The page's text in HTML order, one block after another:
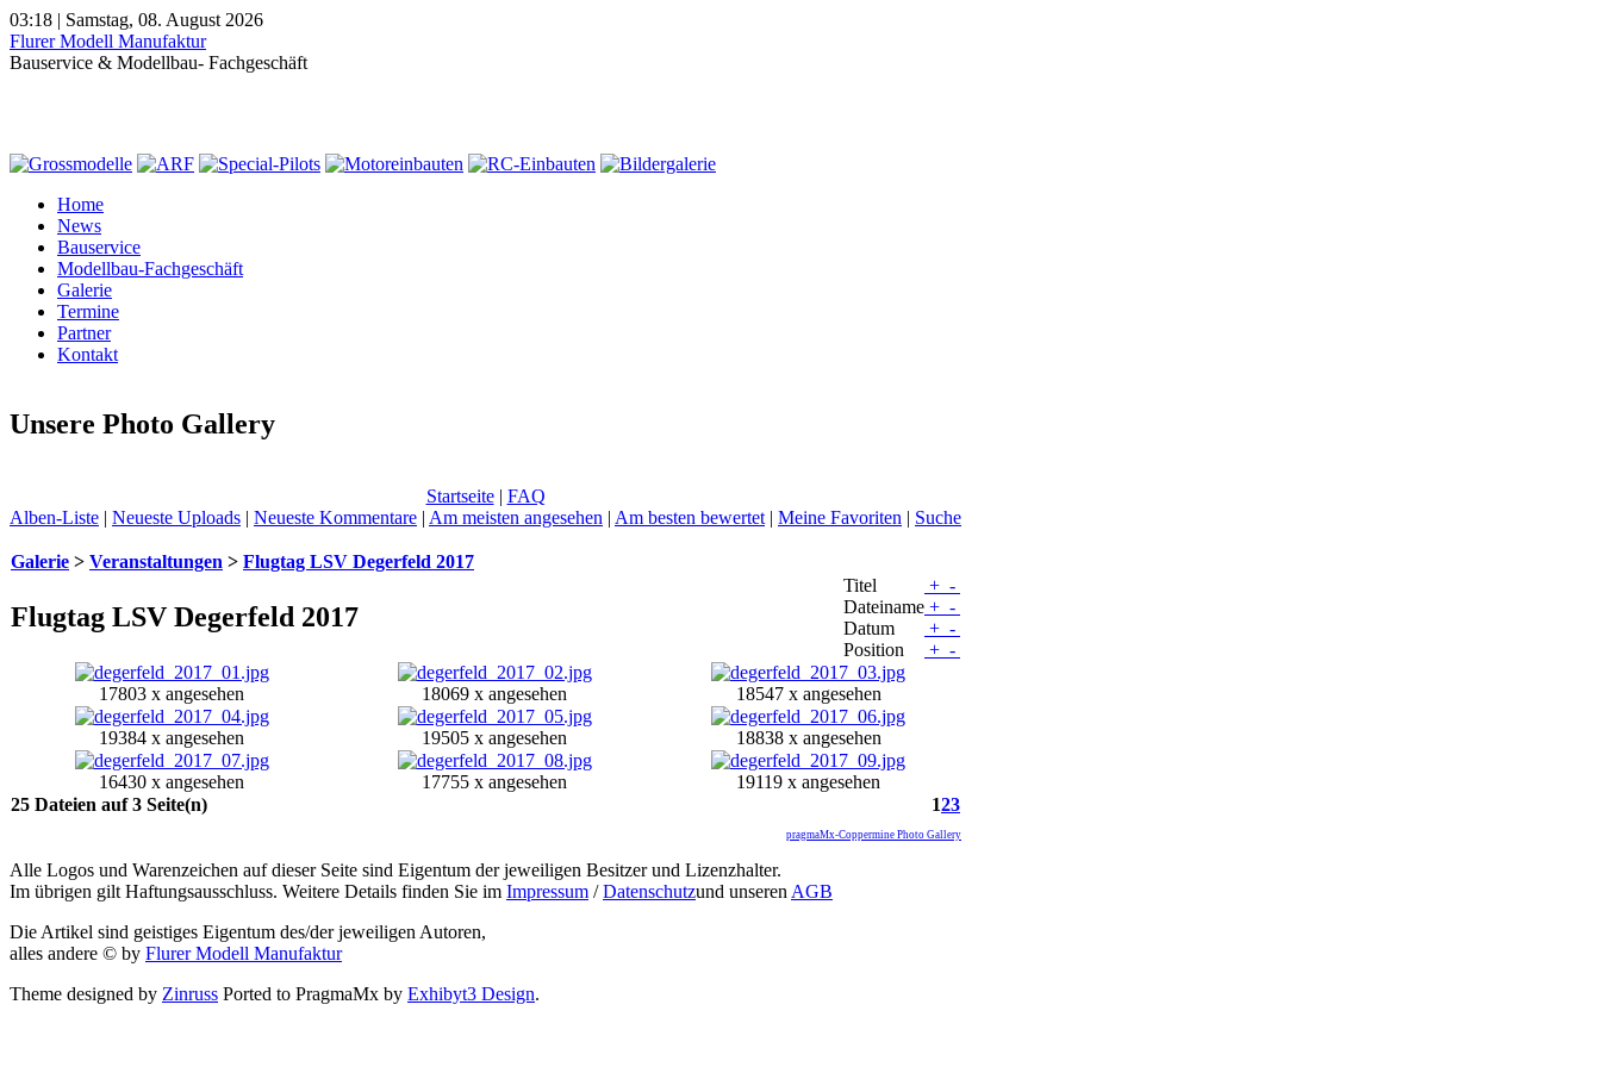
03:18 | Samstag, 08. August 2026
Flurer Modell Manufaktur
Bauservice & Modellbau- Fachgeschäft
Home
News
Bauservice
Modellbau-Fachgeschäft
Galerie
Termine
Partner
Kontakt
Unsere Photo Gallery
Startseite| FAQ
Alben-Liste | Neueste Uploads | Neueste Kommentare | Am meisten angesehen | Am besten bewertet | Meine Favoriten | Suche
Galerie > Veranstaltungen > Flugtag LSV Degerfeld 2017
Flugtag LSV Degerfeld 2017
Titel + -
Dateiname + -
Datum
+ -
Position
+ -
17803 x angesehen 18069 x angesehen 18547 x angesehen
19384 x angesehen 19505 x angesehen 18838 x angesehen
16430 x angesehen 17755 x angesehen
19119 x angesehen
25 Dateien auf 3 Seite(n)
123
pragmaMx-Coppermine Photo Gallery
Alle Logos und Warenzeichen auf dieser Seite sind Eigentum der jeweiligen Besitzer und Lizenzhalter.
Im übrigen gilt Haftungsausschluss. Weitere Details finden Sie im Impressum /Datenschutzund unseren AGB
Die Artikel sind geistiges Eigentum des/der jeweiligen Autoren,
alles andere © by Flurer Modell Manufaktur
Theme designed by Zinruss Ported to PragmaMx by Exhibyt3 Design.